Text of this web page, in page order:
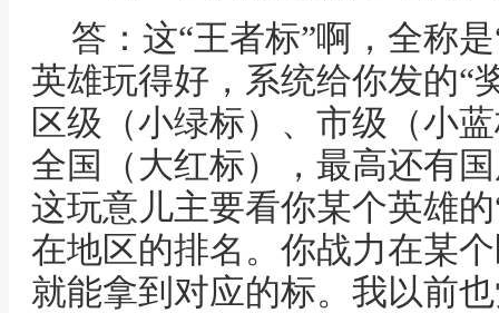
答：这“王者标”啊，全称
英雄玩得好，系统给你发的“
区级（小绿标）、市级（小
全国（大红标），最高还有
这玩意儿主要看你某个英雄
在地区的排名。你战力在某
就能拿到对应的标。我以前